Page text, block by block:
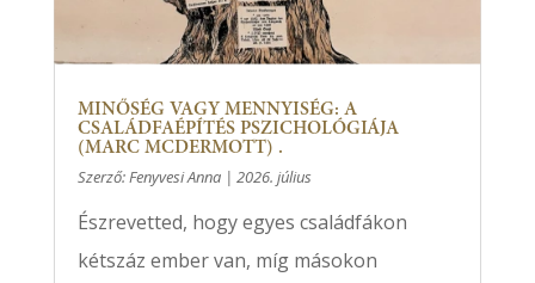
MINŐSÉG VAGY MENNYISÉG: A
CSALÁDFAÉPÍTÉS PSZICHOLÓGIÁJA
(MARC MCDERMOTT) .
Szerző:Fenyvesi Anna| 2026. július
Észrevetted, hogy egyes családfákon
kétszáz ember van, míg másokon